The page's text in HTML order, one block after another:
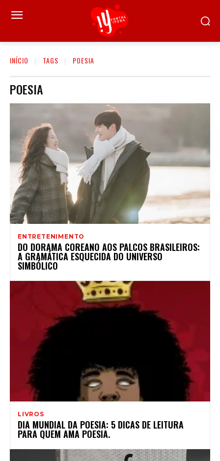
INÍCIO TAGS POESIA
POESIA
ENTRETENIMENTO
DO DORAMA COREANO AOS PALCOS BRASILEIROS:
A GRAMÁTICA ESQUECIDA DO UNIVERSO
SIMBÓLICO
LIVROS
DIA MUNDIAL DA POESIA: 5 DICAS DE LEITURA
PARA QUEM AMA POESIA.